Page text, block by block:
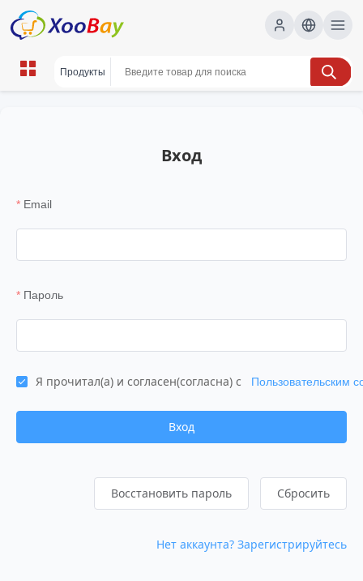
Вход
Email
Пароль
Я прочитал(а) и согласен(согласна) с Пользовательским
Вход
Восстановить пароль Сбросить
Нет аккаунта? Зарегистрируйтесь